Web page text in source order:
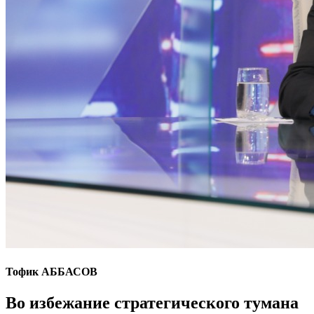
Тофик АББАСОВ
Во избежание стратегического тумана